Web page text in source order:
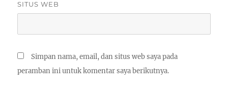
SITUS WEB
Simpan nama, email, dan situs web saya pada
peramban ini untuk komentar saya berikutnya.